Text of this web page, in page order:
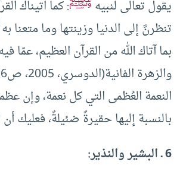
يقول تعالى لنبيه
: كما اتيناك
تنظرنَّ إلى الدنيا وزينتها وما متعنا
بما آتاك الله من القرآن العظيم، عمّا
النعمة العُظمى التي كل نعمة، وإن
بالنسبة إليها حقيرةٌ ضئيلةٌ، فعليك
6 ـ البشير والنذير: